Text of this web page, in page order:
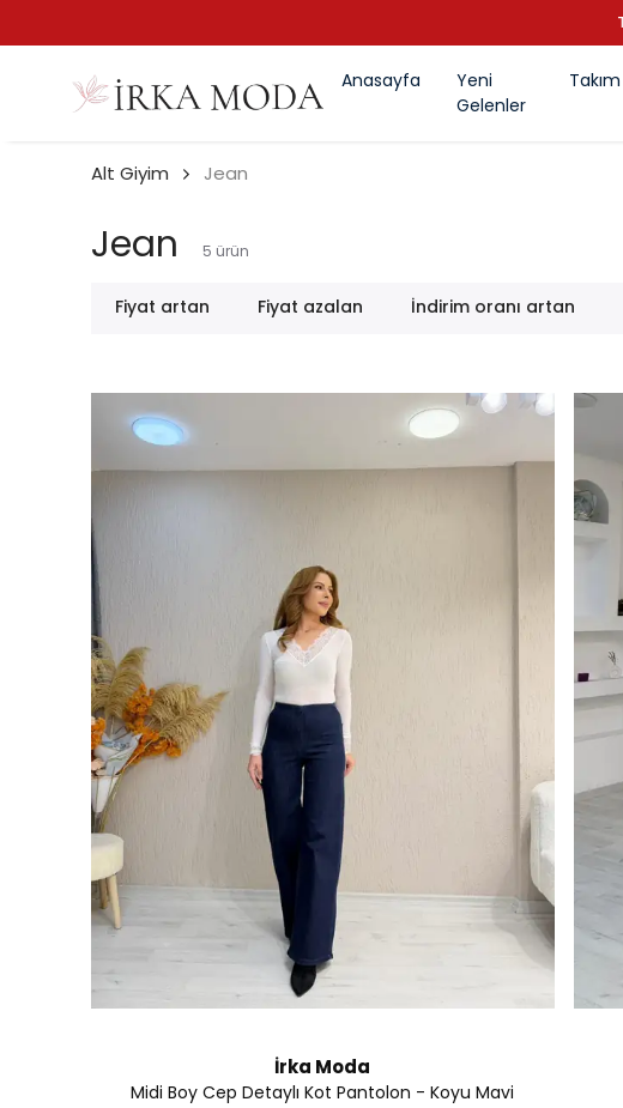
Anasayfa
Yeni
Gelenler
Takım
Alt Giyim Jean
Jean 5 ürün
Fiyat artan Fiyat azalan İndirim oranı artan
İrka Moda
Midi Boy Cep Detaylı Kot Pantolon - Koyu Mavi